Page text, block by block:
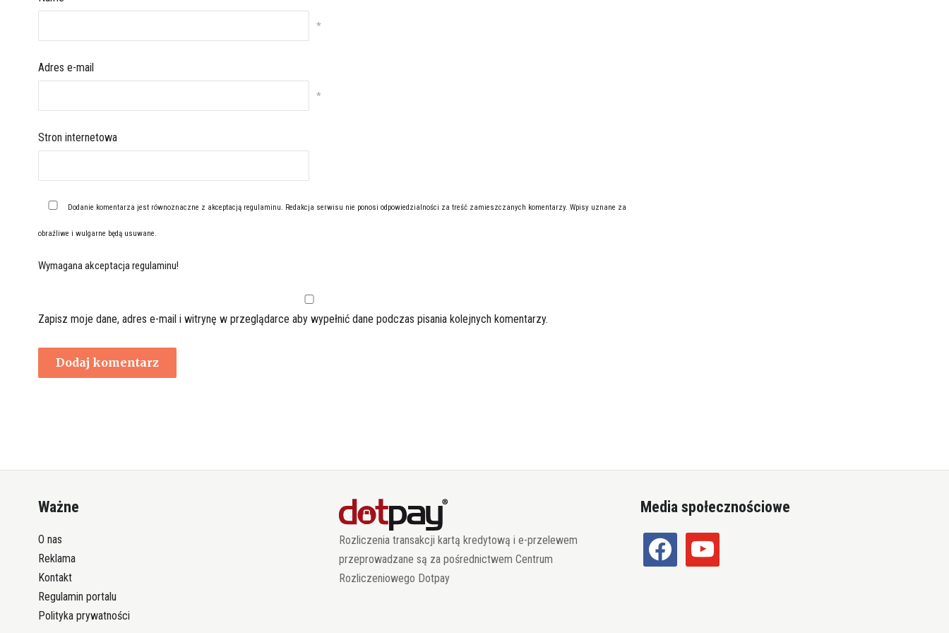
*
Adres e-mail
*
Stron internetowa
Dodanie komentarza jest równoznaczne z akceptacją regulaminu . Redakcja serwisu nie ponosi odpowiedzialności za treść zamieszczanych komentarzy. Wpisy uznane za
obraźliwe i wulgarne będą usuwane.
Wymagana akceptacja regulaminu!
Zapisz moje dane, adres e-mail i witrynę w przeglądarce aby wypełnić dane podczas pisania kolejnych komentarzy.
Ważne
O nas
Reklama
Kontakt
Regulamin portalu
Polityka prywatności
Rozliczenia transakcji kartą kredytową i e-przelewem
przeprowadzane są za pośrednictwem Centrum
Rozliczeniowego Dotpay
Media społecznościowe
facebook youtube